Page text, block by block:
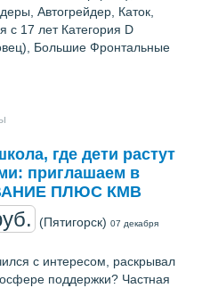
Автогрейдер, Каток,
с 17 лет Категория D
Большие Фронтальные
где дети растут
приглашаем в
ПЛЮС КМВ
(Пятигорск) 07 декабря
с интересом, раскрывал
поддержки? Частная